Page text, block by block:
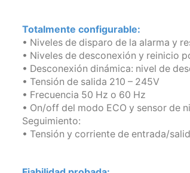
Totalmente configurable:
• Niveles de disparo de la alarma y
• Niveles de desconexión y reinicio
• Desconexión dinámica: nivel de
• Tensión de salida 210 – 245V
• Frecuencia 50 Hz o 60 Hz
• On/off del modo ECO y sensor de
Seguimiento:
• Tensión y corriente de entrada/